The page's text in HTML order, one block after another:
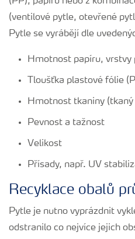
(ventilové pytle, otevřené
Pytle se vyrábějí dle
Hmotnost papíru, vrstvy
Tloušťka plastové fólie
Hmotnost tkaniny (tkaný
Pevnost a tažnost
Velikost
Přísady, např. UV
Recyklace obalů
Pytle je nutno vyprázdnit
odstranilo co nejvíce jejich